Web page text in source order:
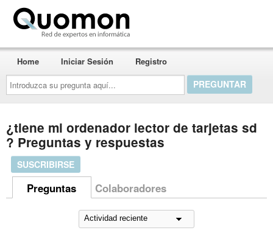
Introduzca
su
pregunta
aquí...
Home Iniciar Sesión Registro
¿tiene mi ordenador lector de tarjetas sd
? Preguntas y respuestas
SUSCRIBIRSE
Preguntas Colaboradores